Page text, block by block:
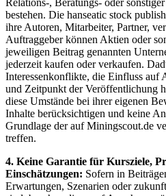
Relations-, Beratungs- oder
bestehen. Die hanseatic stock
ihre Autoren, Mitarbeiter, Partner,
Auftraggeber können Aktien oder
jeweiligen Beitrag genannten
jederzeit kaufen oder verkaufen.
Interessenkonflikte, die Einfluss auf
und Zeitpunkt der Veröffentlichung
diese Umstände bei ihrer eigenen
Inhalte berücksichtigen und keine
Grundlage der auf Miningscout.de
treffen.
4. Keine Garantie für Kursziele,
Einschätzungen: Sofern in
Erwartungen, Szenarien oder